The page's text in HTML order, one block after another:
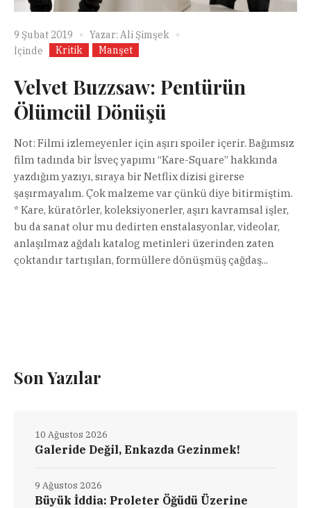
9 Şubat 2019 Yazar: Ali Şimşek
İçinde
Kritik Manşet
Velvet Buzzsaw: Pentürün
Ölümcül Dönüşü
Not: Filmi izlemeyenler için aşırı spoiler içerir. Bağımsız
film tadında bir İsveç yapımı “Kare-Square” hakkında
yazdığım yazıyı, sıraya bir Netflix dizisi girerse
şaşırmayalım. Çok malzeme var çünkü diye bitirmiştim.
* Kare, küratörler, koleksiyonerler, aşırı kavramsal işler,
bu da sanat olur mu dedirten enstalasyonlar, videolar,
anlaşılmaz ağdalı katalog metinleri üzerinden zaten
çoktandır tartışılan, formüllere dönüşmüş çağdaş...
Son Yazılar
Galeride Değil, Enkazda Gezinmek!
10 Ağustos 2026
Büyük İddia: Proleter Öğüdü Üzerine
9 Ağustos 2026